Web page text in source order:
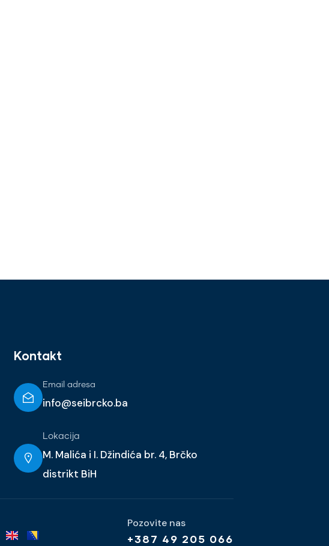
Kontakt
Email adresa
info@seibrcko.ba
Lokacija
M. Malića i I. Džindića br. 4, Brčko
distrikt BiH
Pozovite nas
+387 49 205 066